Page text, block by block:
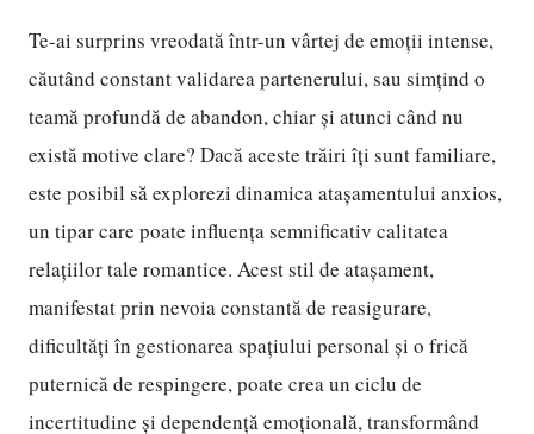
Te-ai surprins vreodată într-un vârtej de emoții intense,
căutând constant validarea partenerului, sau simțind o
teamă profundă de abandon, chiar și atunci când nu
există motive clare? Dacă aceste trăiri îți sunt familiare,
este posibil să explorezi dinamica atașamentului anxios,
un tipar care poate influența semnificativ calitatea
relațiilor tale romantice. Acest stil de atașament,
manifestat prin nevoia constantă de reasigurare,
dificultăți în gestionarea spațiului personal și o frică
puternică de respingere, poate crea un ciclu de
incertitudine și dependență emoțională, transformând